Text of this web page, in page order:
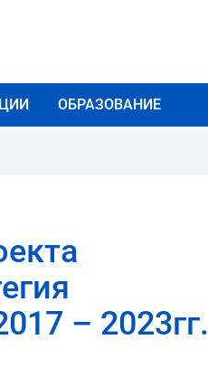
ОБРАЗОВАНИЕ
– 2023гг.